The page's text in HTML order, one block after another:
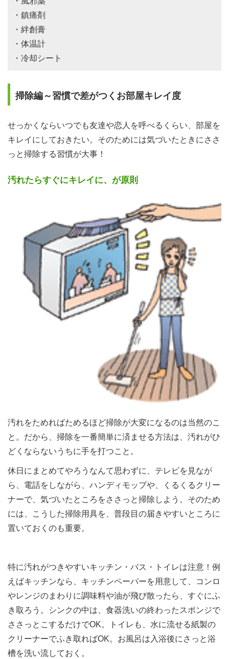
・鎮痛剤
・絆創膏
・体温計
・冷却シート
掃除編～習慣で差がつくお部屋キレイ度
せっかくならいつでも友達や恋人を呼べるくらい、部屋を
キレイにしておきたい。そのためには気づいたときにささ
っと掃除する習慣が大事！
汚れたらすぐにキレイに、が原則
汚れをためればためるほど掃除が大変になるのは当然のこ
と。だから、掃除を一番簡単に済ませる方法は、汚れがひ
どくならないうちに手を打つこと。
休日にまとめてやろうなんて思わずに、テレビを見なが
ら、電話をしながら、ハンディモップや、くるくるクリー
ナーで、気づいたところをささっと掃除しよう。そのため
には、こうした掃除用具を、普段目の届きやすいところに
置いておくのも重要。
特に汚れがつきやすいキッチン・バス・トイレは注意！例
えばキッチンなら、キッチンペーパーを用意して、コンロ
やレンジのまわりに調味料や油が飛び散ったら、すぐにふ
き取ろう。シンクの中は、食器洗いの終わったスポンジで
ささっとこするだけでOK。トイレも、水に流せる紙製の
クリーナーでふき取ればOK。お風呂は入浴後にさっと浴
槽を洗い流しておく。